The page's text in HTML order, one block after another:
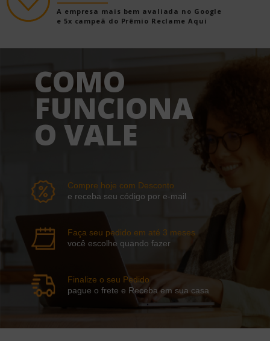
A empresa mais bem avaliada no Google
e 5x campeã do Prêmio Reclame Aqui
COMO
FUNCIONA
O VALE
Compre hoje com Desconto
e receba seu código por e-mail
Faça seu pedido em até 3 meses
você escolhe quando fazer
Finalize o seu Pedido
pague o frete e Receba em sua casa